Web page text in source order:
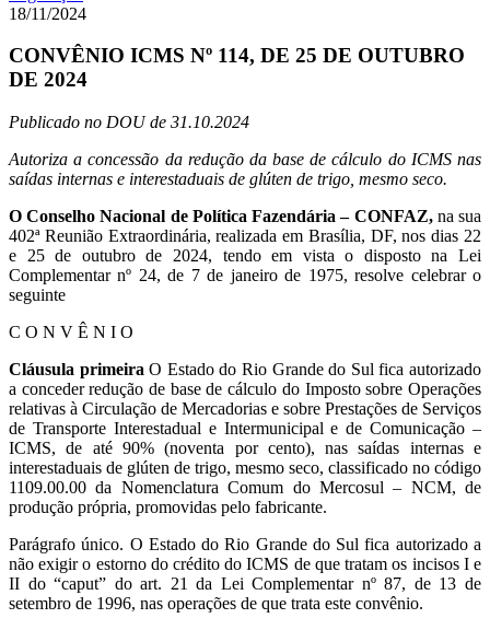
18/11/2024
CONVÊNIO ICMS Nº 114, DE 25 DE OUTUBRO
DE 2024
Publicado no DOU de 31.10.2024
Autoriza a concessão da redução da base de cálculo do ICMS nas
saídas internas e interestaduais de glúten de trigo, mesmo seco.
O Conselho Nacional de Política Fazendária – CONFAZ, na sua
402ª Reunião Extraordinária, realizada em Brasília, DF, nos dias 22
e 25 de outubro de 2024, tendo em vista o disposto na Lei
Complementar nº 24, de 7 de janeiro de 1975, resolve celebrar o
seguinte
C O N V Ê N I O
Cláusula primeira O Estado do Rio Grande do Sul fica autorizado
a conceder redução de base de cálculo do Imposto sobre Operações
relativas à Circulação de Mercadorias e sobre Prestações de Serviços
de Transporte Interestadual e Intermunicipal e de Comunicação –
ICMS, de até 90% (noventa por cento), nas saídas internas e
interestaduais de glúten de trigo, mesmo seco, classificado no código
1109.00.00 da Nomenclatura Comum do Mercosul – NCM, de
produção própria, promovidas pelo fabricante.
Parágrafo único. O Estado do Rio Grande do Sul fica autorizado a
não exigir o estorno do crédito do ICMS de que tratam os incisos I e
II do “caput” do art. 21 da Lei Complementar nº 87, de 13 de
setembro de 1996, nas operações de que trata este convênio.